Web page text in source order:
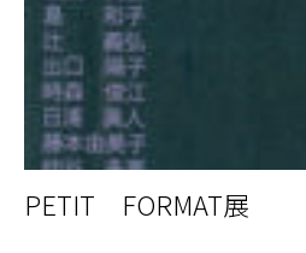
PETIT FORMAT展